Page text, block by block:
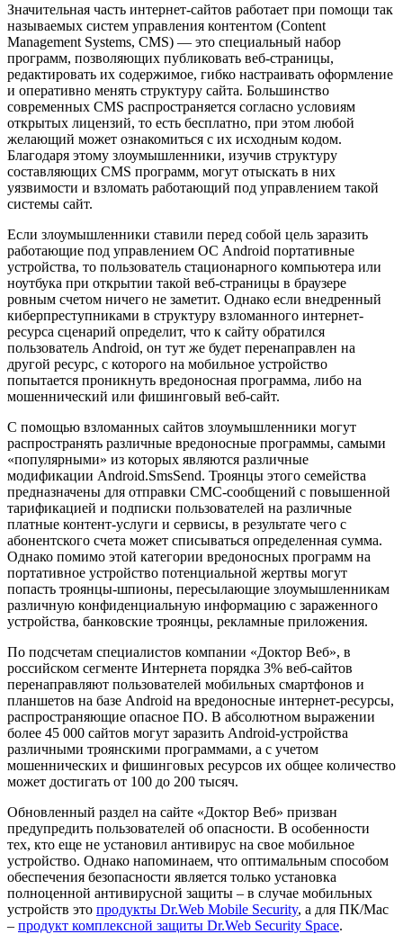
Значительная часть интернет-сайтов работает при помощи так
называемых систем управления контентом (Content
Management Systems, CMS) — это специальный набор
программ, позволяющих публиковать веб-страницы,
редактировать их содержимое, гибко настраивать оформление
и оперативно менять структуру сайта. Большинство
современных CMS распространяется согласно условиям
открытых лицензий, то есть бесплатно, при этом любой
желающий может ознакомиться с их исходным кодом.
Благодаря этому злоумышленники, изучив структуру
составляющих CMS программ, могут отыскать в них
уязвимости и взломать работающий под управлением такой
системы сайт.
Если злоумышленники ставили перед собой цель заразить
работающие под управлением ОС Android портативные
устройства, то пользователь стационарного компьютера или
ноутбука при открытии такой веб-страницы в браузере
ровным счетом ничего не заметит. Однако если внедренный
киберпреступниками в структуру взломанного интернет-
ресурса сценарий определит, что к сайту обратился
пользователь Android, он тут же будет перенаправлен на
другой ресурс, с которого на мобильное устройство
попытается проникнуть вредоносная программа, либо на
мошеннический или фишинговый веб-сайт.
С помощью взломанных сайтов злоумышленники могут
распространять различные вредоносные программы, самыми
«популярными» из которых являются различные
модификации Android.SmsSend. Троянцы этого семейства
предназначены для отправки СМС-сообщений с повышенной
тарификацией и подписки пользователей на различные
платные контент-услуги и сервисы, в результате чего с
абонентского счета может списываться определенная сумма.
Однако помимо этой категории вредоносных программ на
портативное устройство потенциальной жертвы могут
попасть троянцы-шпионы, пересылающие злоумышленникам
различную конфиденциальную информацию с зараженного
устройства, банковские троянцы, рекламные приложения.
По подсчетам специалистов компании «Доктор Веб», в
российском сегменте Интернета порядка 3% веб-сайтов
перенаправляют пользователей мобильных смартфонов и
планшетов на базе Android на вредоносные интернет-ресурсы,
распространяющие опасное ПО. В абсолютном выражении
более 45 000 сайтов могут заразить Android-устройства
различными троянскими программами, а с учетом
мошеннических и фишинговых ресурсов их общее количество
может достигать от 100 до 200 тысяч.
Обновленный раздел на сайте «Доктор Веб» призван
предупредить пользователей об опасности. В особенности
тех, кто еще не установил антивирус на свое мобильное
устройство. Однако напоминаем, что оптимальным способом
обеспечения безопасности является только установка
полноценной антивирусной защиты – в случае мобильных
устройств это продукты Dr.Web Mobile Security, а для ПК/Мас
– продукт комплексной защиты Dr.Web Security Space.